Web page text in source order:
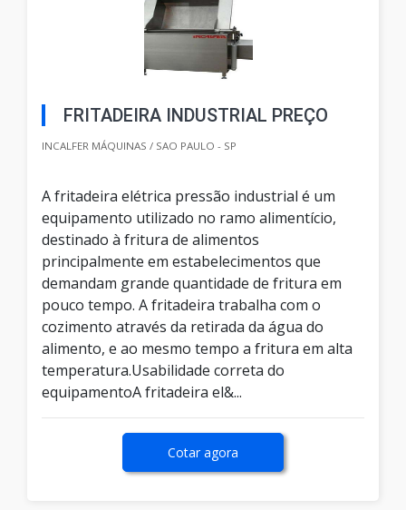
FRITADEIRA INDUSTRIAL PREÇO
INCALFER MÁQUINAS / SAO PAULO - SP
A fritadeira elétrica pressão industrial é um
equipamento utilizado no ramo alimentício,
destinado à fritura de alimentos
principalmente em estabelecimentos que
demandam grande quantidade de fritura em
pouco tempo. A fritadeira trabalha com o
cozimento através da retirada da água do
alimento, e ao mesmo tempo a fritura em alta
temperatura.Usabilidade correta do
equipamentoA fritadeira el&...
Cotar agora